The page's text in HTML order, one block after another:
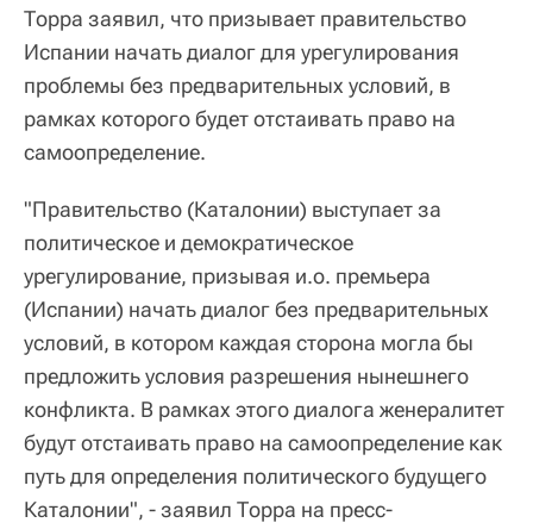
Торра заявил, что призывает правительство
Испании начать диалог для урегулирования
проблемы без предварительных условий, в
рамках которого будет отстаивать право на
самоопределение.
"Правительство (Каталонии) выступает за
политическое и демократическое
урегулирование, призывая и.о. премьера
(Испании) начать диалог без предварительных
условий, в котором каждая сторона могла бы
предложить условия разрешения нынешнего
конфликта. В рамках этого диалога женералитет
будут отстаивать право на самоопределение как
путь для определения политического будущего
Каталонии", - заявил Торра на пресс-